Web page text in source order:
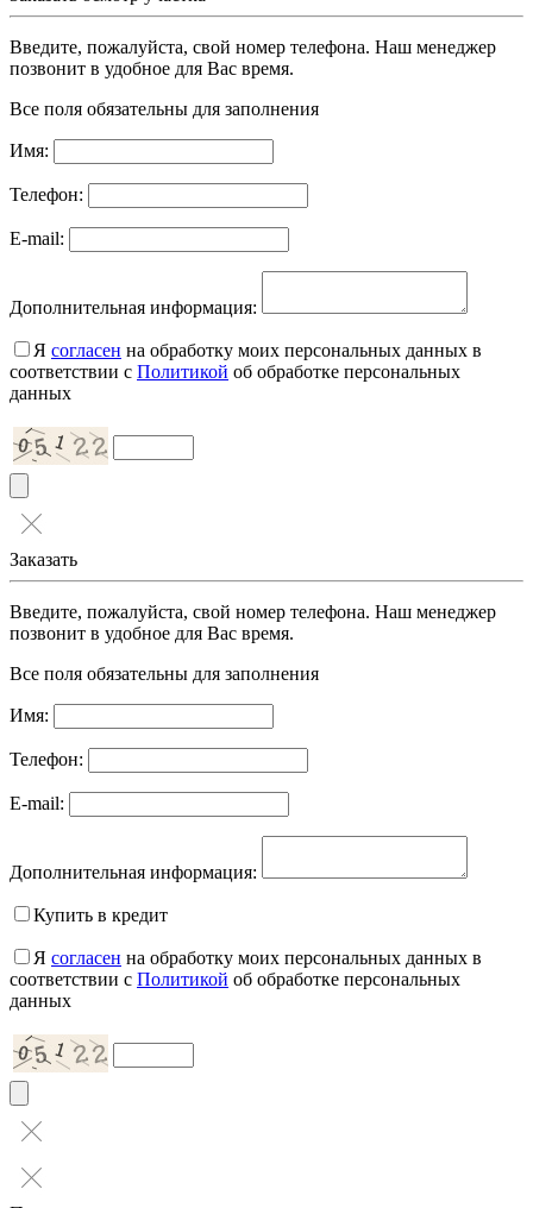
Введите, пожалуйста, свой номер телефона. Наш менеджер
позвонит в удобное для Вас время.
Все поля обязательны для заполнения
Имя:
Телефон:
E-mail:
Дополнительная информация:
Я согласен на обработку моих персональных данных в
соответствии с Политикой об обработке персональных
данных
Заказать
Введите, пожалуйста, свой номер телефона. Наш менеджер
позвонит в удобное для Вас время.
Все поля обязательны для заполнения
Имя:
Телефон:
E-mail:
Дополнительная информация:
Купить в кредит
Я согласен на обработку моих персональных данных в
соответствии с Политикой об обработке персональных
данных